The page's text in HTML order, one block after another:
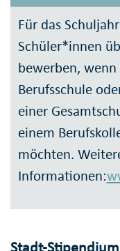
Für das
Schüler*innen
bewerben,
Berufsschule
einer
einem
möchten.
Informationen:
Stadt-Stipendium